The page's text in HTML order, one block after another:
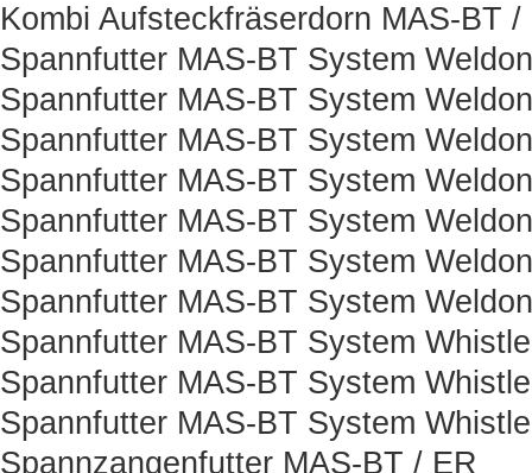
Kombi Aufsteckfräserdorn MAS-BT /
Spannfutter MAS-BT System Weldon
Spannfutter MAS-BT System
Spannfutter MAS-BT System
Spannfutter MAS-BT System
Spannfutter MAS-BT System
Spannfutter MAS-BT System
Spannfutter MAS-BT System
Spannfutter MAS-BT System
Spannfutter MAS-BT System
Spannfutter MAS-BT System
Spannzangenfutter MAS-BT / ER